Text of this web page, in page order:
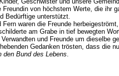
von höchstem Werte, die ihr
Bedürftige unterstützt.
waren die Freunde
am Grabe in tief bewegten
und Freunde um dieselbe
Gedanken trösten, dass die
den Bund des Lebens.